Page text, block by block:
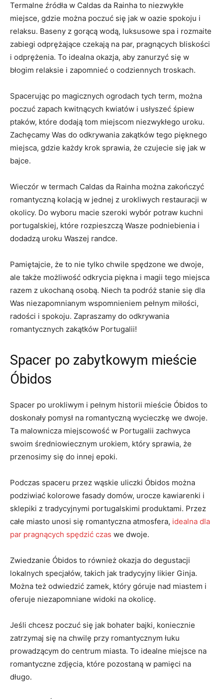
Termalne źródła w Caldas da Rainha to niezwykłe
miejsce, gdzie można poczuć się jak w oazie spokoju i
relaksu. Baseny z gorącą wodą, luksusowe spa i rozmaite
zabiegi odprężające czekają na par, pragnących bliskości
i odprężenia. To idealna okazja, aby zanurzyć się w
błogim relaksie i zapomnieć o codziennych troskach.
Spacerując po magicznych ogrodach tych term, można
poczuć zapach kwitnących kwiatów i usłyszeć śpiew
ptaków, które dodają tom miejscom niezwykłego uroku.
Zachęcamy Was do odkrywania zakątków tego pięknego
miejsca, gdzie każdy krok sprawia, że czujecie się jak w
bajce.
Wieczór w termach Caldas da Rainha można zakończyć
romantyczną kolacją w jednej z urokliwych restauracji w
okolicy. Do wyboru macie szeroki wybór potraw kuchni
portugalskiej, które rozpieszczą Wasze podniebienia i
dodadzą uroku Waszej randce.
Pamiętajcie, że to nie tylko chwile spędzone we dwoje,
ale także możliwość odkrycia piękna i magii tego miejsca
razem z ukochaną osobą. Niech ta podróż stanie się dla
Was niezapomnianym wspomnieniem pełnym miłości,
radości i spokoju. Zapraszamy do odkrywania
romantycznych zakątków Portugalii!
Spacer po zabytkowym mieście
Óbidos
Spacer po urokliwym i pełnym historii mieście Óbidos to
doskonały pomysł na romantyczną wycieczkę we dwoje.
Ta malownicza miejscowość w Portugalii zachwyca
swoim średniowiecznym urokiem, który sprawia, że
przenosimy się do innej epoki.
Podczas spaceru przez wąskie uliczki Óbidos można
podziwiać kolorowe fasady domów, urocze kawiarenki i
sklepiki z tradycyjnymi portugalskimi produktami. Przez
całe miasto unosi się romantyczna atmosfera, idealna dla
par pragnących spędzić czas we dwoje.
Zwiedzanie Óbidos to również okazja do degustacji
lokalnych specjałów, takich jak tradycyjny likier Ginja.
Można też odwiedzić zamek, który góruje nad miastem i
oferuje niezapomniane widoki na okolicę.
Jeśli chcesz poczuć się jak bohater bajki, koniecznie
zatrzymaj się na chwilę przy romantycznym łuku
prowadzącym do centrum miasta. To idealne miejsce na
romantyczne zdjęcia, które pozostaną w pamięci na
długo.